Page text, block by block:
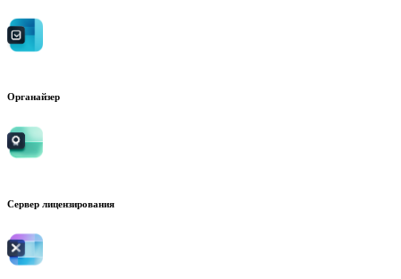
Органайзер
Сервер лицензирования